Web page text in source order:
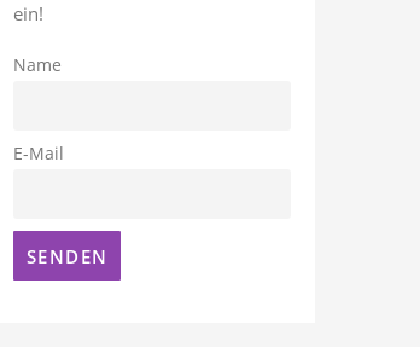
ein!
Name
E-Mail